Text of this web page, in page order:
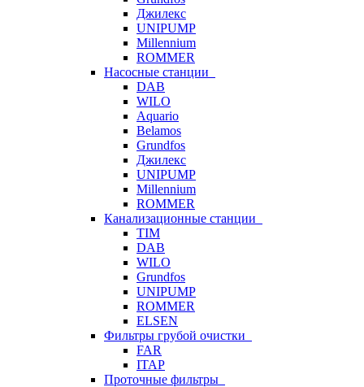
Джилекс
UNIPUMP
Millennium
ROMMER
Насосные станции
DAB
WILO
Aquario
Belamos
Grundfos
Джилекс
UNIPUMP
Millennium
ROMMER
Канализационные станции
TIM
DAB
WILO
Grundfos
UNIPUMP
ROMMER
ELSEN
Фильтры грубой очистки
FAR
ITAP
Проточные фильтры